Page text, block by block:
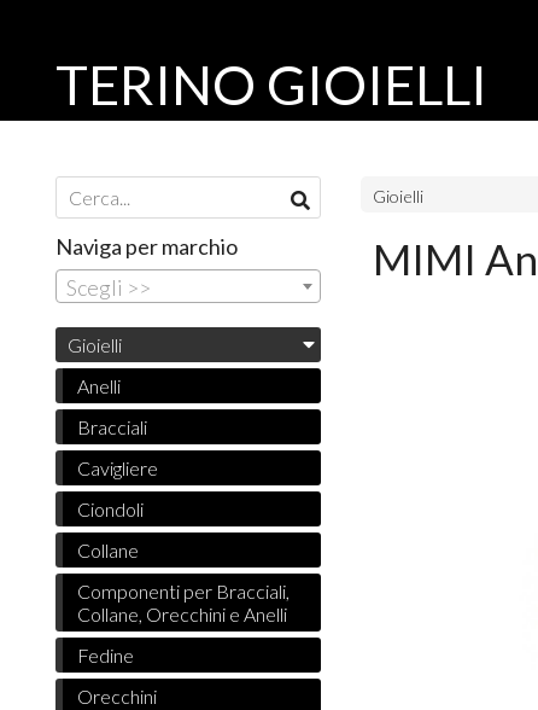
TERINO GIOIELLI
Gioielli
MIMI
Naviga per marchio
Scegli >>
Gioielli
Anelli
Bracciali
Cavigliere
Ciondoli
Collane
Componenti per Bracciali,
Collane, Orecchini e Anelli
Fedine
Orecchini